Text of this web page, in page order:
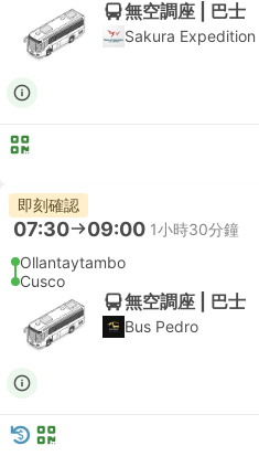
無空調座 | 巴士
Sakura Expedition
即刻確認
07:30 09:00 1小時30分鐘
Ollantaytambo
Cusco
無空調座 | 巴士
Bus Pedro